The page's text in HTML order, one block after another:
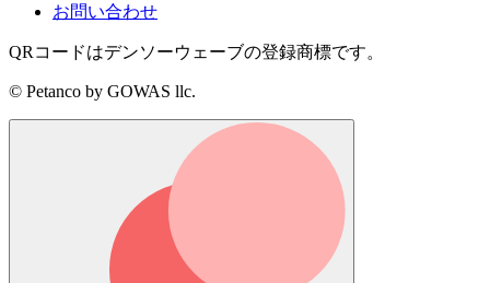
お問い合わせ
QRコードはデンソーウェーブの登録商標です。
© Petanco by GOWAS llc.